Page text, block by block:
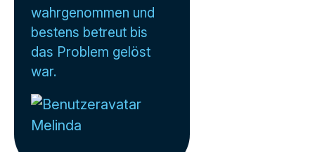
wahrgenommen und
bestens betreut bis
das Problem gelöst
war.
Melinda